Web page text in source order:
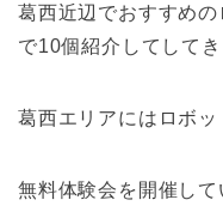
葛西近辺でおすすめ
で10個紹介してしてき
葛西エリアにはロボッ
無料体験会を開催し